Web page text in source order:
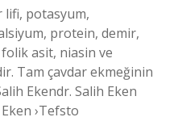
lifi, potasyum,
protein, demir,
asit, niasin ve
Tam çavdar ekmeğinin
Ekendr. Salih Eken
›Tefsto